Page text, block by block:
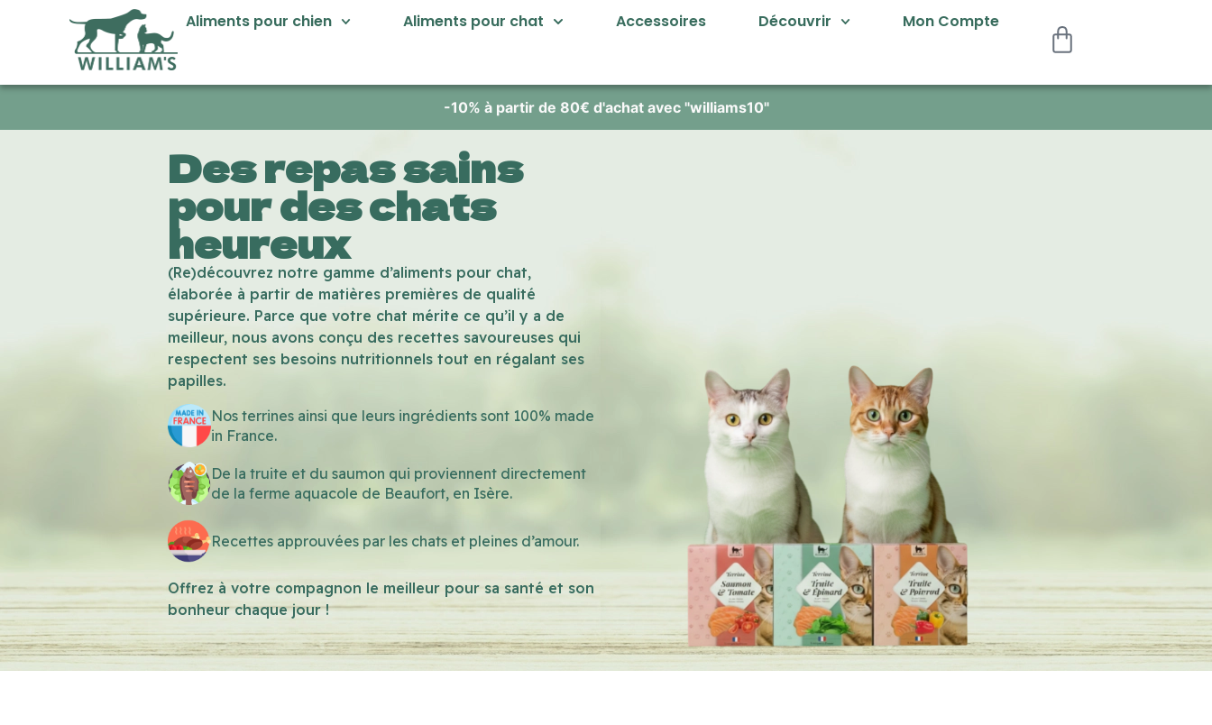
Aliments pour chien Aliments pour chat Accessoires Découvrir Mon Compte
Des repas sains
pour des chats
heureux
(Re)découvrez notre gamme d’aliments pour chat,
élaborée à partir de matières premières de qualité
supérieure. Parce que votre chat mérite ce qu’il y a de
meilleur, nous avons conçu des recettes savoureuses qui
respectent ses besoins nutritionnels tout en régalant ses
papilles.
Nos terrines ainsi que leurs ingrédients sont 100% made
in France.
De la truite et du saumon qui proviennent directement
de la ferme aquacole de Beaufort, en Isère.
Recettes approuvées par les chats et pleines d’amour.
Offrez à votre compagnon le meilleur pour sa santé et son
bonheur chaque jour !